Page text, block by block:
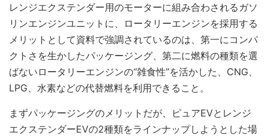
レンジエクステンダー用のモーターに組み合わされるガソ
リンエンジンユニットに、ロータリーエンジンを採用する
メリットとして資料で強調されているのは、第一にコンパ
クトさを生かしたパッケージング、第二に燃料の種類を選
ばないロータリーエンジンの“雑食性”を活かした、CNG、
LPG、水素などの代替燃料を利用できること。
まずパッケージングのメリットだが、ピュアEVとレンジ
エクステンダーEVの2種類をラインナップしようとした場